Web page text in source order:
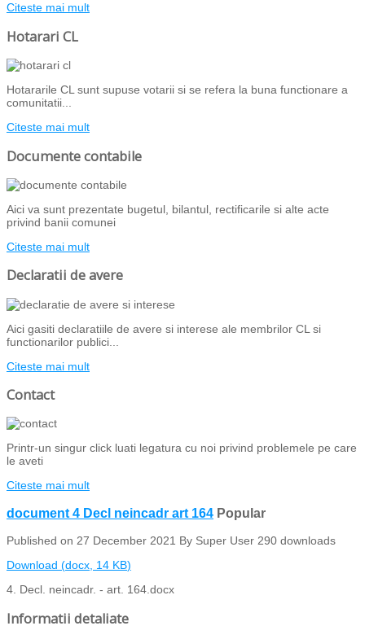
Citeste mai mult
Hotarari CL
Hotararile CL sunt supuse votarii si se refera la buna functionare a
comunitatii...
Citeste mai mult
Documente contabile
Aici va sunt prezentate bugetul, bilantul, rectificarile si alte acte
privind banii comunei
Citeste mai mult
Declaratii de avere
Aici gasiti declaratiile de avere si interese ale membrilor CL si
functionarilor publici...
Citeste mai mult
Contact
Printr-un singur click luati legatura cu noi privind problemele pe care
le aveti
Citeste mai mult
document 4 Decl neincadr art 164 Popular
Published on 27 December 2021 By Super User 290 downloads
Download (docx, 14 KB)
4. Decl. neincadr. - art. 164.docx
Informatii detaliate